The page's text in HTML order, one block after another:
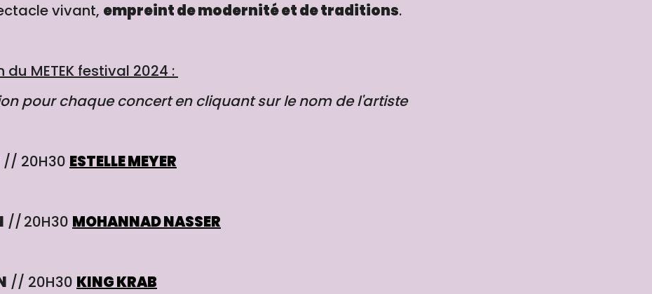
vivant, empreint de modernité et de traditions.
METEK festival 2024 :
pour chaque concert en cliquant sur le nom de l'artiste
// 20H30 ESTELLE MEYER
//20H30 MOHANNAD NASSER
// 20H30 KING KRAB